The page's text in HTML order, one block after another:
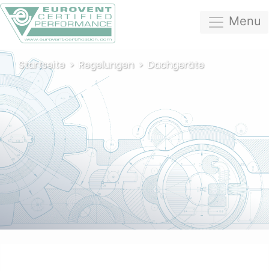
Menu
Startseite Regelungen Dachgeräte